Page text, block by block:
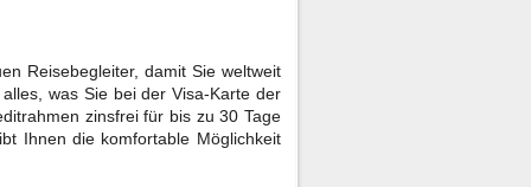
Reisebegleiter, damit Sie weltweit
was Sie bei der Visa-Karte der
zinsfrei für bis zu 30 Tage
Ihnen die komfortable Möglichkeit